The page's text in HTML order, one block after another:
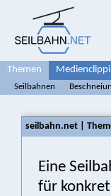
Themen
Seilbahnen
seilbahn.net |
Eine
für